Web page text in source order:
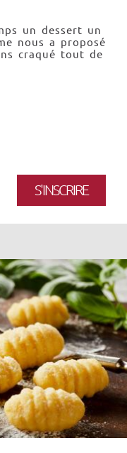
un dessert un
nous a proposé
craqué tout de
S'INSCRIRE